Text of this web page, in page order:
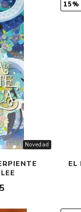
Novedad
15%
EL